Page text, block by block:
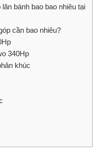
bánh bao bao nhiêu tại
cần bao nhiêu?
340Hp
khúc